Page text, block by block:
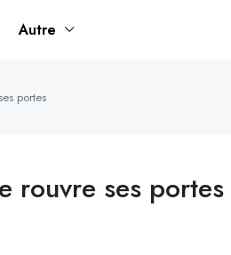
Autre
portes
rouvre ses portes